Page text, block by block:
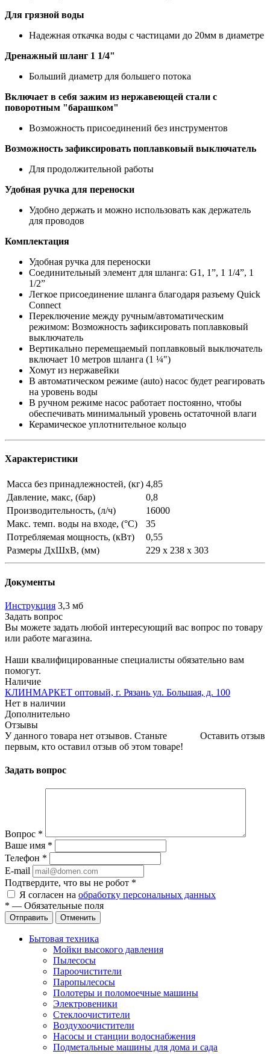
Для грязной воды
Надежная откачка воды с частицами до 20мм в диаметре
Дренажный шланг 1 1/4"
Больший диаметр для большего потока
Включает в себя зажим из нержавеющей стали с
поворотным "барашком"
Возможность присоединений без инструментов
Возможность зафиксировать поплавковый выключатель
Для продолжительной работы
Удобная ручка для переноски
Удобно держать и можно использовать как держатель
для проводов
Комплектация
Удобная ручка для переноски
Соединительный элемент для шланга: G1, 1”, 1 1/4”, 1
1/2”
Легкое присоединение шланга благодаря разъему Quick
Connect
Переключение между ручным/автоматическим
режимом: Возможность зафиксировать поплавковый
выключатель
Вертикально перемещаемый поплавковый выключатель
включает 10 метров шланга (1 ¼")
Хомут из нержавейки
В автоматическом режиме (auto) насос будет реагировать
на уровень воды
В ручном режиме насос работает постоянно, чтобы
обеспечивать минимальный уровень остаточной влаги
Керамическое уплотнительное кольцо
Характеристики
Масса без принадлежностей, (кг) 4,85
Давление, макс, (бар)
0,8
Производительность, (л/ч)
16000
Макс. темп. воды на входе, (°C)
35
Потребляемая мощность, (кВт)
0,55
Размеры ДхШхВ, (мм)
229 x 238 x 303
Документы
Инструкция 3,3 мб
Задать вопрос
Вы можете задать любой интересующий вас вопрос по товару
или работе магазина.
Наши квалифицированные специалисты обязательно вам
помогут.
Наличие
КЛИНМАРКЕТ оптовый, г. Рязань ул. Большая, д. 100
Нет в наличии
Дополнительно
Отзывы
Оставить отзыв
У данного товара нет отзывов. Станьте
первым, кто оставил отзыв об этом товаре!
Задать вопрос
Вопрос *
Ваше имя *
Телефон *
E-mail
Подтвердите, что вы не робот *
Я согласен на обработку персональных данных
* — Обязательные поля
Отправить Отменить
Бытовая техника
Мойки высокого давления
Пылесосы
Пароочистители
Паропылесосы
Полотеры и поломоечные машины
Электровеники
Стеклоочистители
Воздухоочистители
Насосы и станции водоснабжения
Подметальные машины для дома и сада